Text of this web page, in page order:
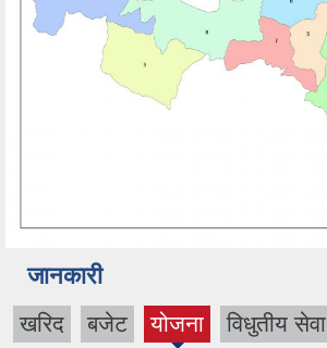
जानकारी
खरिद बजेट योजना विधुतीय सेवा